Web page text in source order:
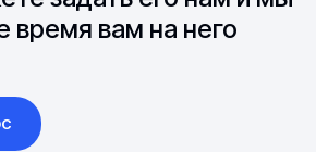
время вам на него